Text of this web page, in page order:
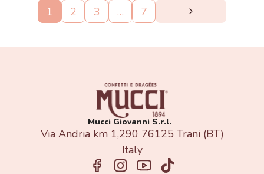
1 2 3 … 7
Mucci Giovanni S.r.l.
Via Andria km 1,290 76125 Trani (BT)
Italy​